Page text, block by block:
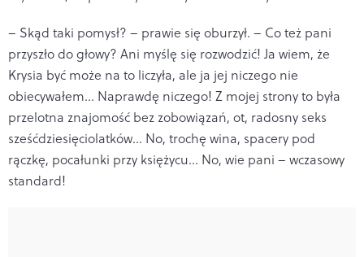
– Skąd taki pomysł? – prawie się oburzył. – Co też pani
przyszło do głowy? Ani myślę się rozwodzić! Ja wiem, że
Krysia być może na to liczyła, ale ja jej niczego nie
obiecywałem… Naprawdę niczego! Z mojej strony to była
przelotna znajomość bez zobowiązań, ot, radosny seks
sześćdziesięciolatków… No, trochę wina, spacery pod
rączkę, pocałunki przy księżycu… No, wie pani – wczasowy
standard!